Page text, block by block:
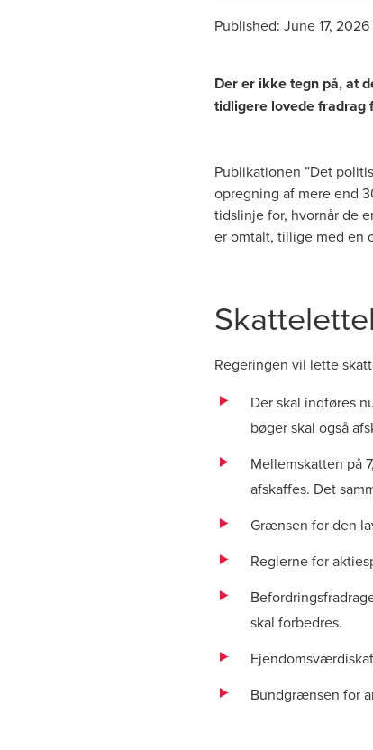
Published: June 17, 2026
Der er ikke tegn på, at
tidligere lovede fradrag
Publikationen ”Det
opregning af mere end
tidslinje for, hvornår de
er omtalt, tillige med en
Regeringen vil lette
Der skal indføres
bøger skal også
Mellemskatten på
afskaffes. Det
Grænsen for den
Reglerne for
skal forbedres.
Bundgrænsen for